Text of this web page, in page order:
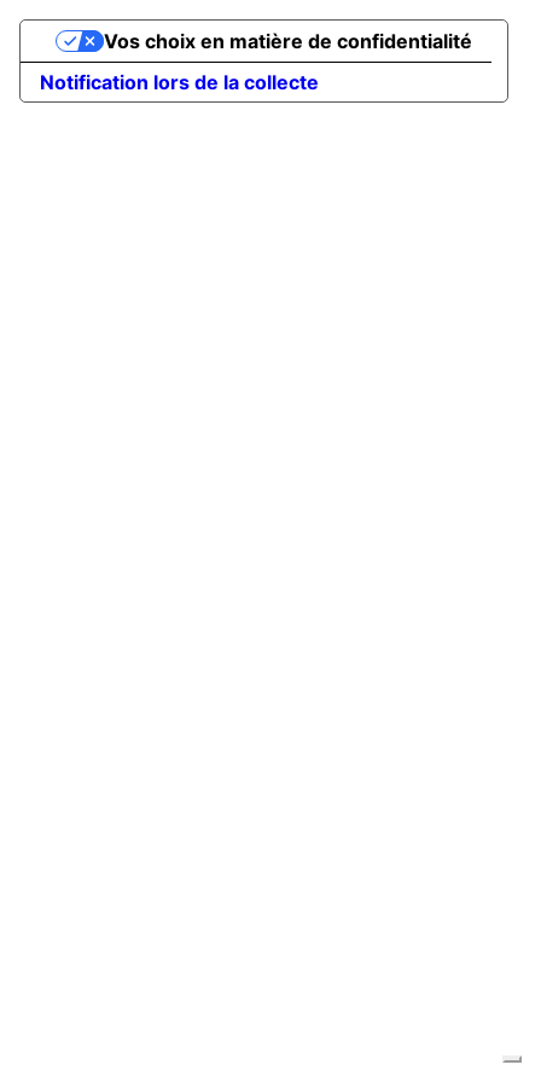
Notification lors de la collecte
Vos choix en matière de confidentialité